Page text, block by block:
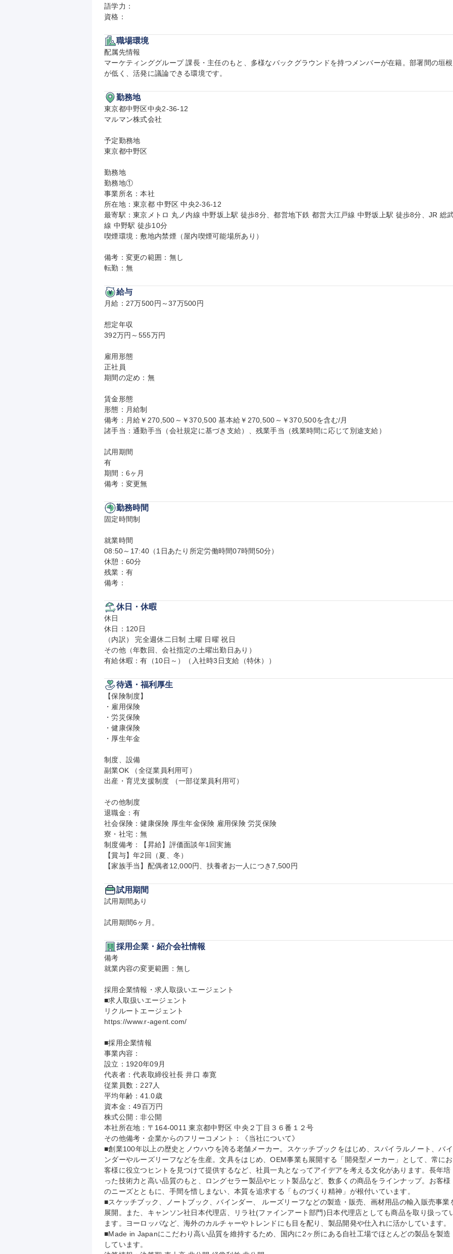
語学力：
資格：
職場環境
配属先情報
マーケティンググループ 課長・主任のもと、多様なバックグラウンドを持つメンバーが在籍。部署間の垣根
が低く、活発に議論できる環境です。
勤務地
東京都中野区中央2-36-12
マルマン株式会社
予定勤務地
東京都中野区
勤務地
勤務地①
事業所名：本社
所在地：東京都 中野区 中央2-36-12
最寄駅：東京メトロ 丸ノ内線 中野坂上駅 徒歩8分、都営地下鉄 都営大江戸線 中野坂上駅 徒歩8分、JR 総
線 中野駅 徒歩10分
喫煙環境：敷地内禁煙（屋内喫煙可能場所あり）
備考：変更の範囲：無し
転勤：無
給与
月給：27万500円～37万500円
想定年収
392万円～555万円
雇用形態
正社員
期間の定め：無
賃金形態
形態：月給制
備考：月給￥270,500～￥370,500 基本給￥270,500～￥370,500を含む/月
諸手当：通勤手当（会社規定に基づき支給）、残業手当（残業時間に応じて別途支給）
試用期間
有
期間：6ヶ月
備考：変更無
勤務時間
固定時間制
就業時間
08:50～17:40（1日あたり所定労働時間07時間50分）
休憩：60分
残業：有
備考：
休日・休暇
休日
休日：120日
（内訳） 完全週休二日制 土曜 日曜 祝日
その他（年数回、会社指定の土曜出勤日あり）
有給休暇：有（10日～）（入社時3日支給（特休））
待遇・福利厚生
【保険制度】
・雇用保険
・労災保険
・健康保険
・厚生年金
制度、設備
副業OK （全従業員利用可）
出産・育児支援制度 （一部従業員利用可）
その他制度
退職金：有
社会保険：健康保険 厚生年金保険 雇用保険 労災保険
寮・社宅：無
制度備考：【昇給】評価面談年1回実施
【賞与】年2回（夏、冬）
【家族手当】配偶者12,000円、扶養者お一人につき7,500円
試用期間
試用期間あり
試用期間6ヶ月。
採用企業・紹介会社情報
備考
就業内容の変更範囲：無し
採用企業情報・求人取扱いエージェント
■求人取扱いエージェント
リクルートエージェント
https://www.r-agent.com/
■採用企業情報
事業内容：
設立：1920年09月
代表者：代表取締役社長 井口 泰寛
従業員数：227人
平均年齢：41.0歳
資本金：49百万円
株式公開：非公開
本社所在地：〒164-0011 東京都中野区 中央２丁目３６番１２号
その他備考・企業からのフリーコメント：《当社について》
■創業100年以上の歴史とノウハウを誇る老舗メーカー。スケッチブックをはじめ、スパイラルノート、バイ
ンダーやルーズリーフなどを生産。文具をはじめ、OEM事業も展開する「開発型メーカー」として、常にお
客様に役立つヒントを見つけて提供するなど、社員一丸となってアイデアを考える文化があります。長年培
った技術力と高い品質のもと、ロングセラー製品やヒット製品など、数多くの商品をラインナップ。お客様
のニーズとともに、手間を惜しまない、本質を追求する「ものづくり精神」が根付いています。
■スケッチブック、ノートブック、バインダー、 ルーズリーフなどの製造・販売、画材用品の輸入販売事業
展開。また、キャンソン社日本代理店、リラ社(ファインアート部門)日本代理店としても商品を取り扱って
ます。ヨーロッパなど、海外のカルチャーやトレンドにも目を配り、製品開発や仕入れに活かしています。
■Made in Japanにこだわり高い品質を維持するため、国内に2ヶ所にある自社工場でほとんどの製品を製造
しています。